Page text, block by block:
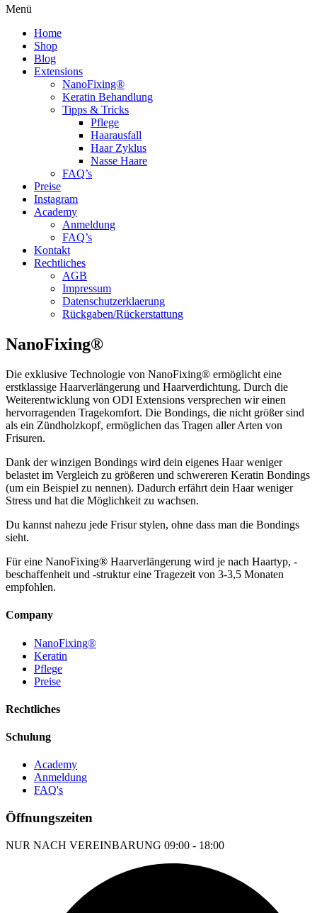
Menü
Home
Shop
Blog
Extensions
NanoFixing®
Keratin Behandlung
Tipps & Tricks
Pflege
Haarausfall
Haar Zyklus
Nasse Haare
FAQ’s
Preise
Instagram
Academy
Anmeldung
FAQ’s
Kontakt
Rechtliches
AGB
Impressum
Datenschutzerklaerung
Rückgaben/Rückerstattung
NanoFixing®
Die exklusive Technologie von NanoFixing® ermöglicht eine
erstklassige Haarverlängerung und Haarverdichtung. Durch die
Weiterentwicklung von ODI Extensions versprechen wir einen
hervorragenden Tragekomfort. Die Bondings, die nicht größer sind
als ein Zündholzkopf, ermöglichen das Tragen aller Arten von
Frisuren.
Dank der winzigen Bondings wird dein eigenes Haar weniger
belastet im Vergleich zu größeren und schwereren Keratin Bondings
(um ein Beispiel zu nennen). Dadurch erfährt dein Haar weniger
Stress und hat die Möglichkeit zu wachsen.
Du kannst nahezu jede Frisur stylen, ohne dass man die Bondings
sieht.
Für eine NanoFixing® Haarverlängerung wird je nach Haartyp, -
beschaffenheit und -struktur eine Tragezeit von 3-3,5 Monaten
empfohlen.
Company
NanoFixing®
Keratin
Pflege
Preise
Rechtliches
Schulung
Academy
Anmeldung
FAQ's
Öffnungszeiten
NUR NACH VEREINBARUNG 09:00 - 18:00